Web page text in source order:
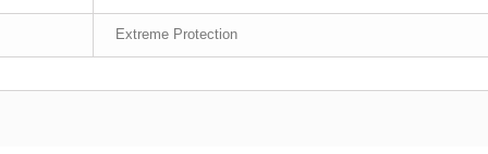
Extreme Protection